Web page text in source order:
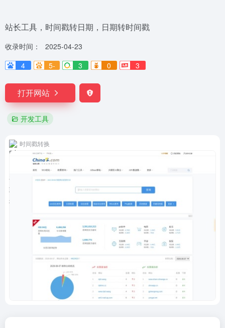
站长工具，时间戳转日期，日期转时间戳
收录时间：
2025-04-23
4
5- 3 0 3
打开网站
开发工具
时间戳转换